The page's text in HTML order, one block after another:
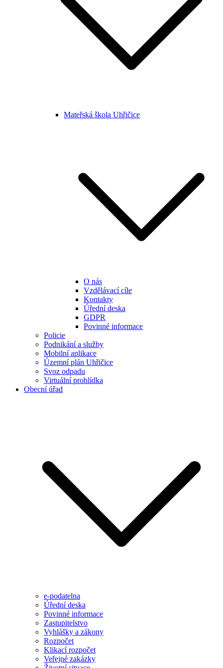
Mateřská škola Uhřičice
O nás
Vzdělávací cíle
Kontakty
Úřední deska
GDPR
Povinné informace
Policie
Podnikání a služby
Mobilní aplikace
Územní plán Uhřičice
Svoz odpadu
Virtuální prohlídka
Obecní úřad
e-podatelna
Úřední deska
Povinné informace
Zastupitelstvo
Vyhlášky a zákony
Rozpočet
Klikací rozpočet
Veřejné zakázky